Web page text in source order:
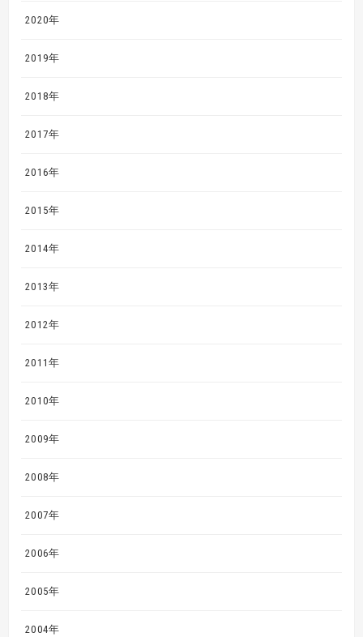
2020年
2019年
2018年
2017年
2016年
2015年
2014年
2013年
2012年
2011年
2010年
2009年
2008年
2007年
2006年
2005年
2004年